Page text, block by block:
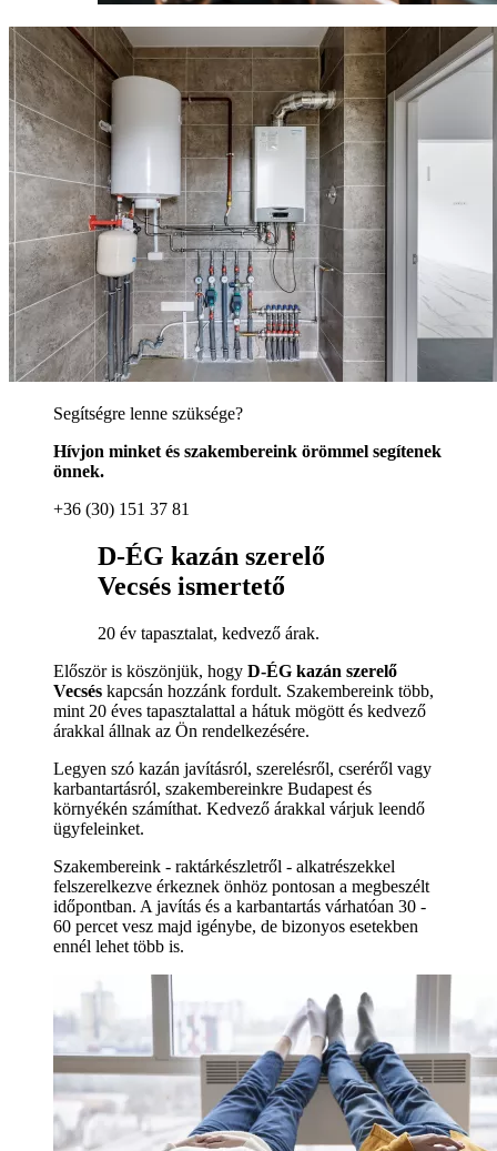
Segítségre lenne szüksége?
Hívjon minket és szakembereink örömmel segítenek
önnek.
+36 (30) 151 37 81
D-ÉG kazán szerelő
Vecsés ismertető
20 év tapasztalat, kedvező árak.
Először is köszönjük, hogy D-ÉG kazán szerelő
Vecsés kapcsán hozzánk fordult. Szakembereink több,
mint 20 éves tapasztalattal a hátuk mögött és kedvező
árakkal állnak az Ön rendelkezésére.
Legyen szó kazán javításról, szerelésről, cseréről vagy
karbantartásról, szakembereinkre Budapest és
környékén számíthat. Kedvező árakkal várjuk leendő
ügyfeleinket.
Szakembereink - raktárkészletről - alkatrészekkel
felszerelkezve érkeznek önhöz pontosan a megbeszélt
időpontban. A javítás és a karbantartás várhatóan 30 -
60 percet vesz majd igénybe, de bizonyos esetekben
ennél lehet több is.